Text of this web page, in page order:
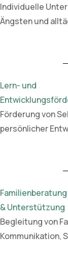
Individuelle
Ängsten und
Lern- und
Förderung von
persönlicher
Familienberatung
& Unterstützung
Begleitung von
Kommunikation,